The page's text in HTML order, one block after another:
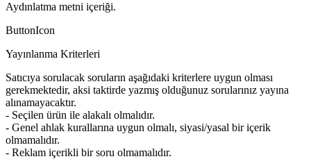
Aydınlatma metni içeriği.
ButtonIcon
Yayınlanma Kriterleri
Satıcıya sorulacak soruların aşağıdaki kriterlere uygun olması
gerekmektedir, aksi taktirde yazmış olduğunuz sorularınız yayına
alınamayacaktır.
- Seçilen ürün ile alakalı olmalıdır.
- Genel ahlak kurallarına uygun olmalı, siyasi/yasal bir içerik
olmamalıdır.
- Reklam içerikli bir soru olmamalıdır.